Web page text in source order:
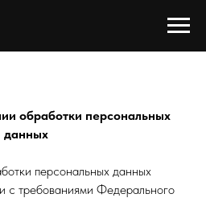
обработки персональных
данных
персональных данных
с требованиями Федерального